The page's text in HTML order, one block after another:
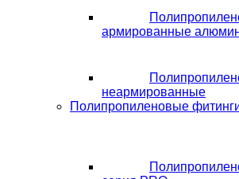
армированные
неармированные
Полипропиленовые